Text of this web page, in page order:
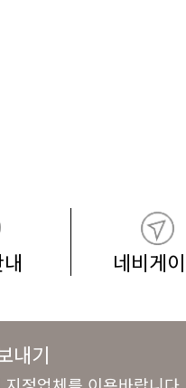
네비게
내기